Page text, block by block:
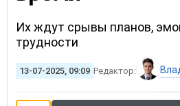
Их ждут срывы планов,
трудности
13-07-2025, 09:09 Редактор: